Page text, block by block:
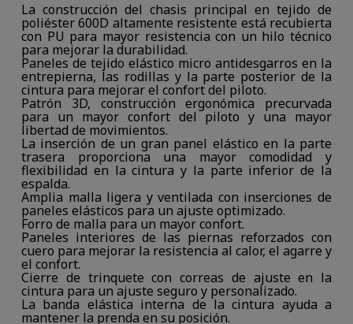
La construcción del chasis principal en tejido de
poliéster 600D altamente resistente está recubierta
con PU para mayor resistencia con un hilo técnico
para mejorar la durabilidad.
Paneles de tejido elástico micro antidesgarros en la
entrepierna, las rodillas y la parte posterior de la
cintura para mejorar el confort del piloto.
Patrón 3D, construcción ergonómica precurvada
para un mayor confort del piloto y una mayor
libertad de movimientos.
La inserción de un gran panel elástico en la parte
trasera proporciona una mayor comodidad y
flexibilidad en la cintura y la parte inferior de la
espalda.
Amplia malla ligera y ventilada con inserciones de
paneles elásticos para un ajuste optimizado.
Forro de malla para un mayor confort.
Paneles interiores de las piernas reforzados con
cuero para mejorar la resistencia al calor, el agarre y
el confort.
Cierre de trinquete con correas de ajuste en la
cintura para un ajuste seguro y personalizado.
La banda elástica interna de la cintura ayuda a
mantener la prenda en su posición.